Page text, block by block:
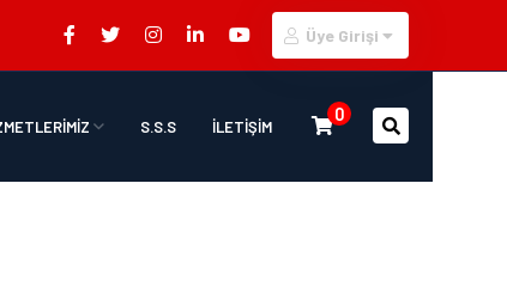
Üye Girişi
S.S.S İLETİŞİM
0